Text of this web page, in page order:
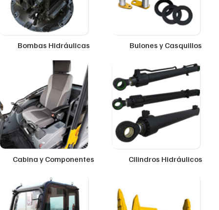
Bombas Hidráulicas Bulones y Casquillos
Cabina y Componentes Cilindros Hidráulicos